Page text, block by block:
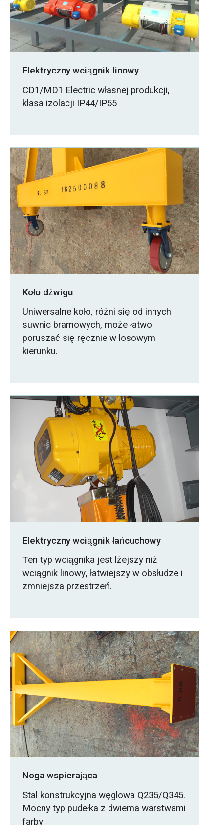
Elektryczny wciągnik linowy
CD1/MD1 Electric własnej produkcji,
klasa izolacji IP44/IP55
Koło dźwigu
Uniwersalne koło, różni się od innych
suwnic bramowych, może łatwo
poruszać się ręcznie w losowym
kierunku.
Elektryczny wciągnik łańcuchowy
Ten typ wciągnika jest lżejszy niż
wciągnik linowy, łatwiejszy w obsłudze i
zmniejsza przestrzeń.
Noga wspierająca
Stal konstrukcyjna węglowa Q235/Q345.
Mocny typ pudełka z dwiema warstwami
farby